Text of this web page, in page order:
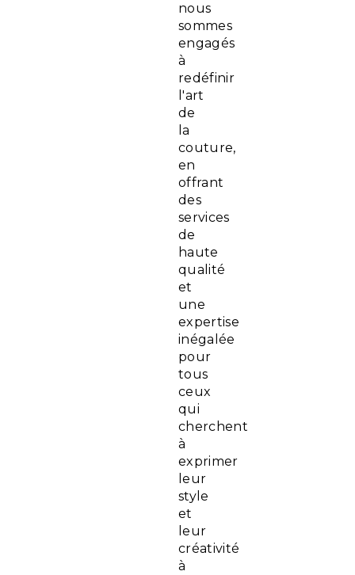
nous
sommes
engagés
à
redéfinir
l'art
de
la
couture,
en
offrant
des
services
de
haute
qualité
et
une
expertise
inégalée
pour
tous
ceux
qui
cherchent
à
exprimer
leur
style
et
leur
créativité
à